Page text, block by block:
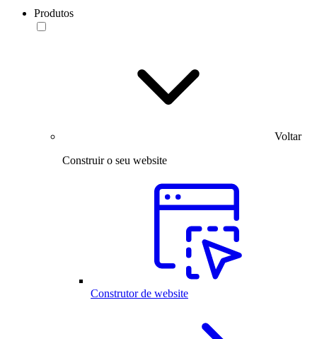
Produtos
Voltar
Construir o seu website
Construtor de website